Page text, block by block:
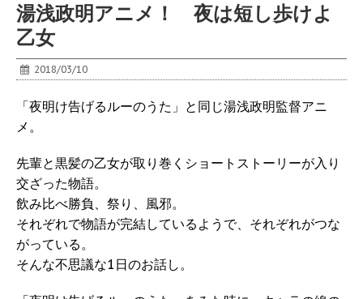
湯浅政明アニメ！ 夜は短し歩けよ
乙女
2018/03/10
「夜明け告げるルーのうた」と同じ湯浅政明監督アニ
メ。
先輩と黒髪の乙女が取り巻くショートストーリーが入り
交ざった物語。
飲み比べ勝負、祭り、風邪。
それぞれで物語が完結しているようで、それぞれがつな
がっている。
そんな不思議な1日のお話し。